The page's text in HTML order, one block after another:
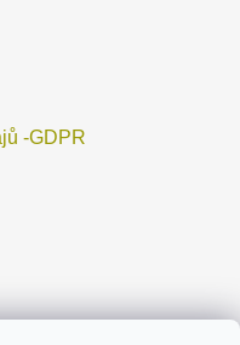
-GDPR